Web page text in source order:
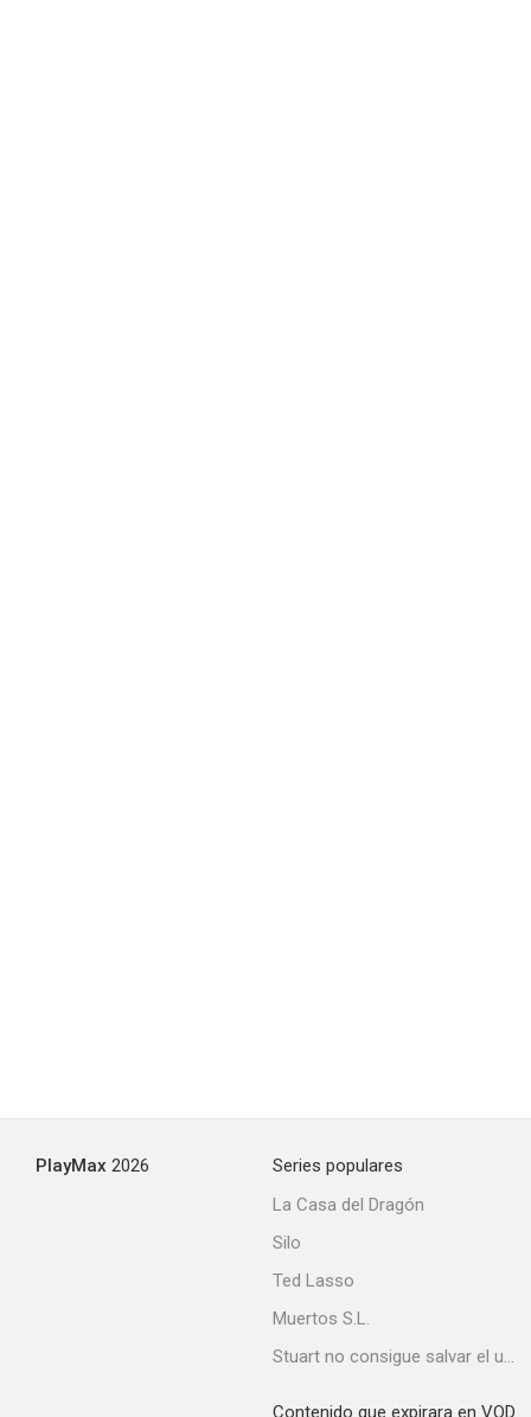
PlayMax 2026
Series populares
La Casa del Dragón
Silo
Ted Lasso
Muertos S.L.
Stuart no consigue salvar el universo
Contenido que expirara en VOD